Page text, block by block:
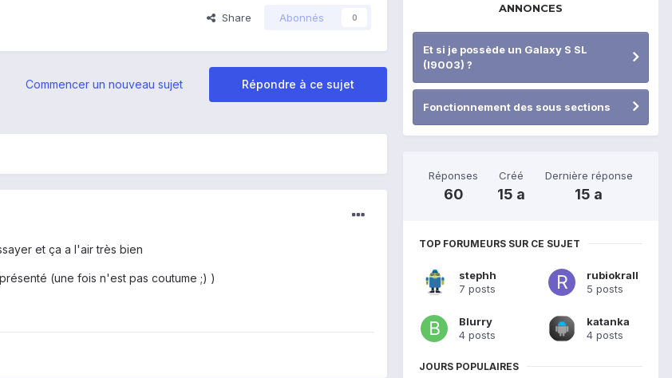
Share Abonnés 0
Répondre à ce sujet
Commencer un nouveau sujet
et ça a l'air très bien
(une fois n'est pas coutume ;) )
ANNONCES
Et si je possède un Galaxy S SL
(I9003) ?
Fonctionnement des sous sections
Réponses
60
Créé
15 a
Dernière réponse
15 a
TOP FORUMEURS SUR CE SUJET
stephh
7 posts
rubiokrall
5 posts
Blurry
4 posts
katanka
4 posts
JOURS POPULAIRES